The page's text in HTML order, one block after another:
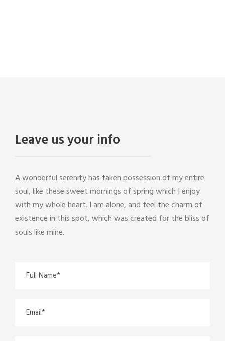
Leave us your info
A wonderful serenity has taken possession of my entire
soul, like these sweet mornings of spring which I enjoy
with my whole heart. I am alone, and feel the charm of
existence in this spot, which was created for the bliss of
souls like mine.